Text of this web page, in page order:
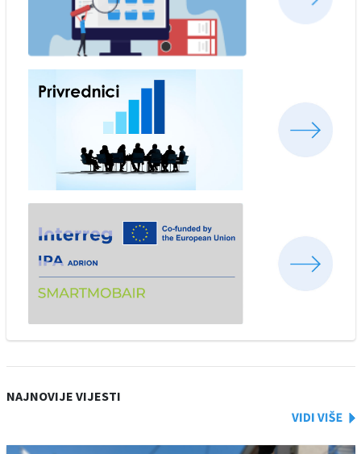
NAJNOVIJE VIJESTI